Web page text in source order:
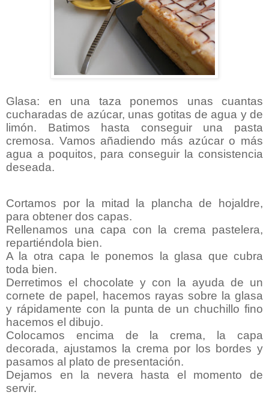
Glasa: en una taza ponemos unas cuantas
cucharadas de azúcar, unas gotitas de agua y de
limón. Batimos hasta conseguir una pasta
cremosa. Vamos añadiendo más azúcar o más
agua a poquitos, para conseguir la consistencia
deseada.
Cortamos por la mitad la plancha de hojaldre,
para obtener dos capas.
Rellenamos una capa con la crema pastelera,
repartiéndola bien.
A la otra capa le ponemos la glasa que cubra
toda bien.
Derretimos el chocolate y con la ayuda de un
cornete de papel, hacemos rayas sobre la glasa
y rápidamente con la punta de un chuchillo fino
hacemos el dibujo.
Colocamos encima de la crema, la capa
decorada, ajustamos la crema por los bordes y
pasamos al plato de presentación.
Dejamos en la nevera hasta el momento de
servir.